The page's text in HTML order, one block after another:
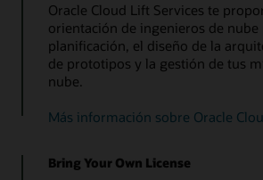
Oracle Cloud Lift Services te
orientación de ingenieros de nube
planificación, el diseño de la
de prototipos y la gestión de tus
nube.
Más información sobre Oracle
Bring Your Own License